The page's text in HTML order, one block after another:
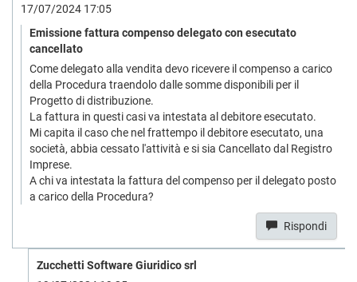
17/07/2024 17:05
Emissione fattura compenso delegato con esecutato
cancellato
Come delegato alla vendita devo ricevere il compenso a carico
della Procedura traendolo dalle somme disponibili per il
Progetto di distribuzione.
La fattura in questi casi va intestata al debitore esecutato.
Mi capita il caso che nel frattempo il debitore esecutato, una
società, abbia cessato l'attività e si sia Cancellato dal Registro
Imprese.
A chi va intestata la fattura del compenso per il delegato posto
a carico della Procedura?
Rispondi
Zucchetti Software Giuridico srl